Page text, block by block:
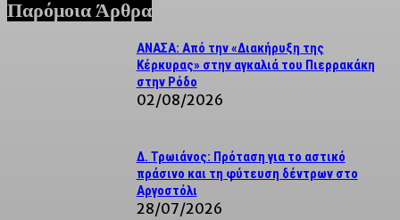
Παρόμοια Άρθρα
ΑΝΑΣΑ: Από την «Διακήρυξη της
Κέρκυρας» στην αγκαλιά του Πιερρακάκη
στην Ρόδο
02/08/2026
Δ. Τρωιάνος: Πρόταση για το αστικό
πράσινο και τη φύτευση δέντρων στο
Αργοστόλι
28/07/2026